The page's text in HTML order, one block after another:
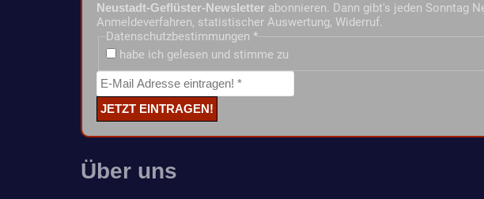
Neustadt-Geflüster-Newsletter abonnieren. Dann gibt's jeden Sonntag
Anmeldeverfahren, statistischer Auswertung, Widerruf.
Datenschutzbestimmungen *
habe ich gelesen und stimme zu
Über uns